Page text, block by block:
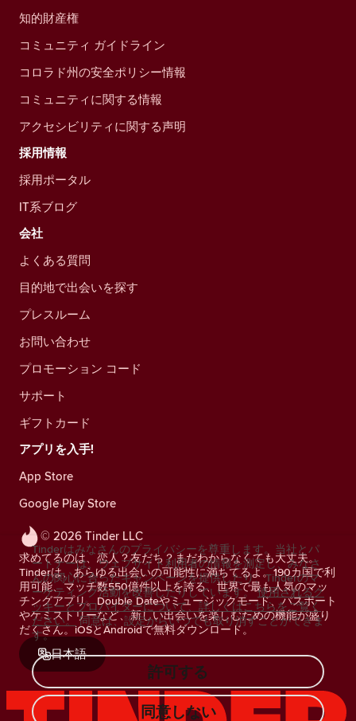
© 2026 Tinder LLC
求めてるのは、恋人？友だち？まだわからなくても大丈夫。
Tinderは、あらゆる出会いの可能性に満ちてるよ。190カ国で利
用可能、マッチ数550億件以上を誇る、世界で最も人気のマッ
チングアプリ。Double Dateやミュージックモード、パスポート
やケミストリーなど、新しい出会いを楽しむための機能が盛り
だくさん。iOSとAndroidで無料ダウンロード。
日本語
知的財産権
コミュニティ ガイドライン
コロラド州の安全ポリシー情報
コミュニティに関する情報
アクセシビリティに関する声明
採用情報
採用ポータル
IT系ブログ
会社
よくある質問
目的地で出会いを探す
プレスルーム
お問い合わせ
プロモーション コード
サポート
ギフトカード
アプリを入手!
App Store
Google Play Store
Tinderはみなさんのプライバシーを尊重します。当社とパ
ートナーは、ウェブサイト利用者の情報を測定し、みなさ
んの関心に合ったキャンペーンを提供したり、Tinderのマ
ーケティング活動を改善したりしています。 使用されるク
ッキーとプロバイダーについて、詳しくはこちらをご覧く
ださい。 同意は、設定からいつでも取り消すことができま
す。
許可する
同意しない